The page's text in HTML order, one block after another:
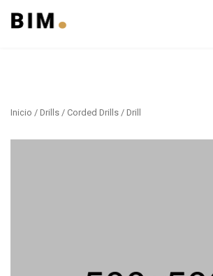
Inicio / Drills / Corded Drills / Drill